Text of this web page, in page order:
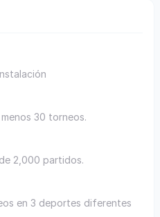
30 torneos.
2,000 partidos.
en 3 deportes diferentes